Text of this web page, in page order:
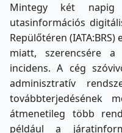
Mintegy két
utasinformációs
Repülőtéren
miatt, szerencsére
incidens. A cég
adminisztratív
továbbterjedésének
átmenetileg több
például a